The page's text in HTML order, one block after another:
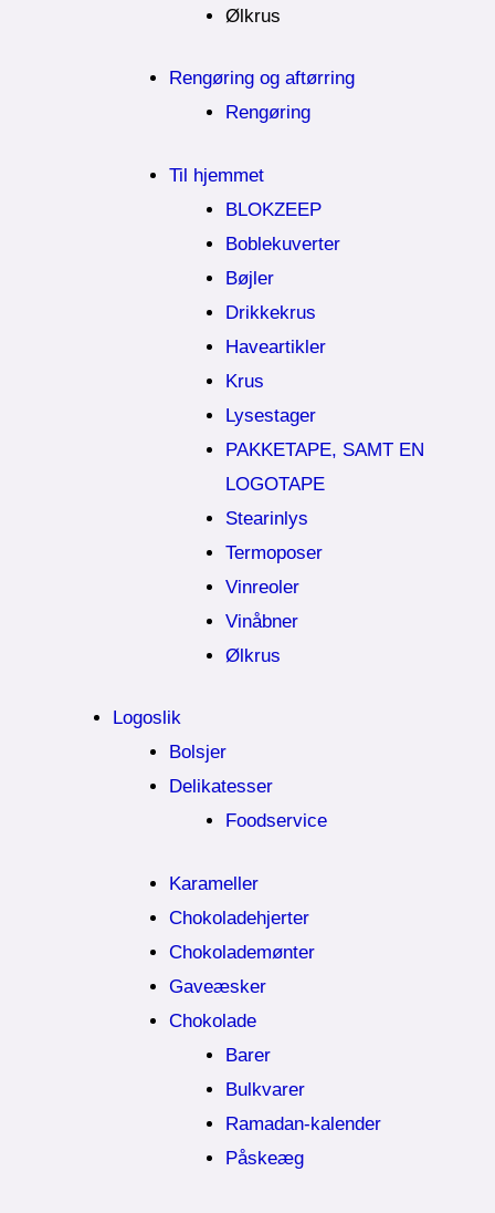
Ølkrus
Rengøring og aftørring
Rengøring
Til hjemmet
BLOKZEEP
Boblekuverter
Bøjler
Drikkekrus
Haveartikler
Krus
Lysestager
PAKKETAPE, SAMT EN
LOGOTAPE
Stearinlys
Termoposer
Vinreoler
Vinåbner
Ølkrus
Logoslik
Bolsjer
Delikatesser
Foodservice
Karameller
Chokoladehjerter
Chokolademønter
Gaveæsker
Chokolade
Barer
Bulkvarer
Ramadan-kalender
Påskeæg